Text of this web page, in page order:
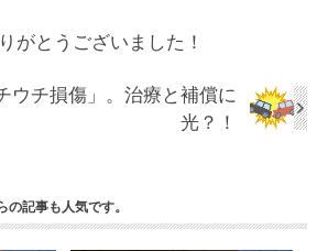
がとうございました！
ウチ損傷」。治療と補償に
光？！
の記事も人気です。